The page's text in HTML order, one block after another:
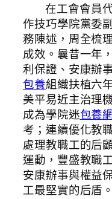
在工會會員
作技巧學院黨委
務陳述，周全梳
成效。曩昔一年
利保證、安康辦
包養組織扶植六
美平易近主治理
成為學院迷包養
考；連續優化教
處理教職工的后
運動，豐盛教職
安康辦事與權益
工最堅實的后盾。